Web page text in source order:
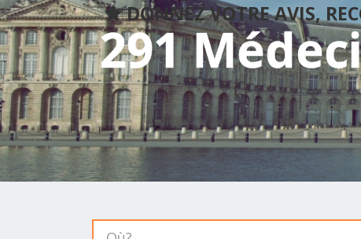
291
DONNEZ VOTRE AVIS,